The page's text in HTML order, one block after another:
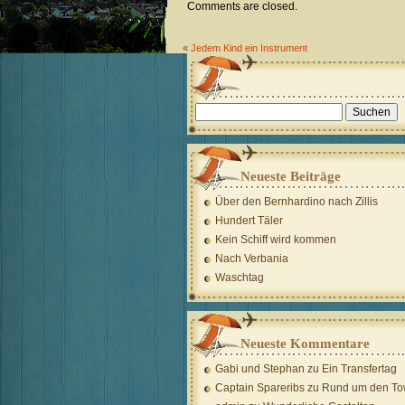
Comments are closed.
« Jedem Kind ein Instrument
Suchen
nach:
Neueste Beiträge
Über den Bernhardino nach Zillis
Hundert Täler
Kein Schiff wird kommen
Nach Verbania
Waschtag
Neueste Kommentare
Gabi und Stephan zu Ein Transfertag
Captain Spareribs zu Rund um den